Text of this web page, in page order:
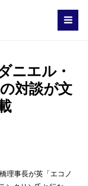
ニエル・
対談が文
理事長が英「エコノ